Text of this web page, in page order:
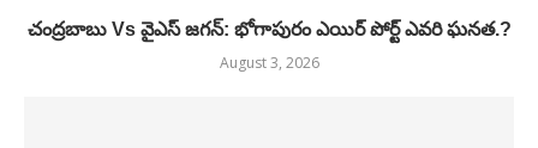
చంద్రబాబు Vs వైఎస్ జగన్: భోగాపురం ఎయిర్ పోర్ట్ ఎవరి ఘనత.?
August 3, 2026